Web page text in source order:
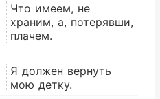
Что имеем, не
храним, а, потерявши,
плачем.
Я должен вернуть
мою детку.